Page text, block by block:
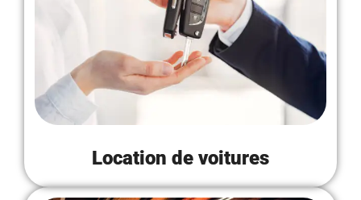
Location de voitures